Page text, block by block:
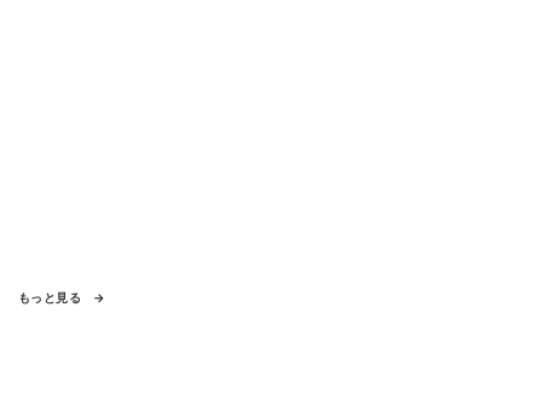
もっと見る